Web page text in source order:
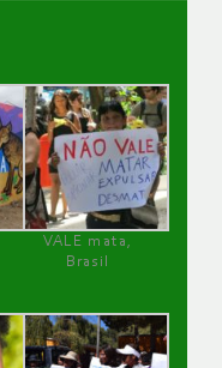
VALE mata,
Brasil